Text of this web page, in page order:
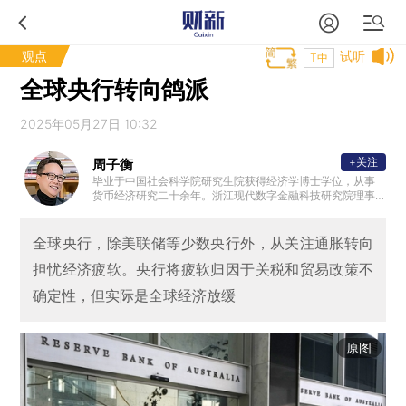
观点 试听
T中
全球央行转向鸽派
2025年05月27日 10:32
周子衡
毕业于中国社会科学院研究生院获得经济学博士学位，从事
货币经济研究二十余年。浙江现代数字金融科技研究院理事
学访问学者，新西兰惠灵顿维多利亚大学访问学者；曾担任
阿里巴巴（中国）有限公司顾问，阿里研究院学委会委员；
曾任职于中国民生银行、中信集团、中国华能集团、中国社
验。
+关注
全球央行，除美联储等少数央行外，从关注通胀转向
担忧经济疲软。央行将疲软归因于关税和贸易政策不
确定性，但实际是全球经济放缓
原图